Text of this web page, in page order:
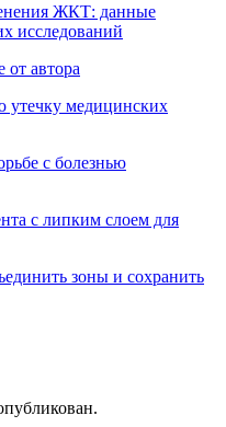
ЖКТ: данные
исследований
от автора
утечку медицинских
с болезнью
с липким слоем для
зоны и сохранить